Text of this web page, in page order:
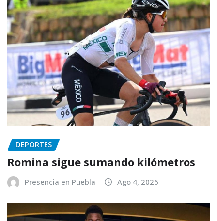
DEPORTES
Romina sigue sumando kilómetros
Presencia en Puebla Ago 4, 2026